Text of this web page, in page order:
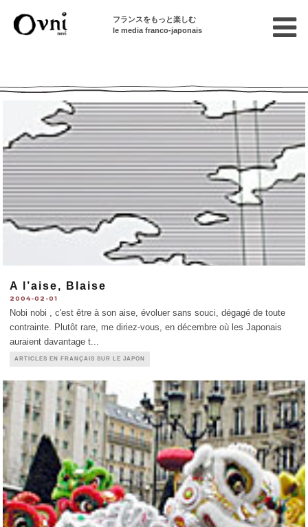
フランスをもっと楽しむ
le media franco-japonais
A l’aise, Blaise
2004-02-01
Nobi nobi , c'est être à son aise, évoluer sans souci, dégagé de toute
contrainte. Plutôt rare, me diriez-vous, en décembre où les Japonais
auraient davantage t...
ARTICLES EN FRANÇAIS SUR LE JAPON